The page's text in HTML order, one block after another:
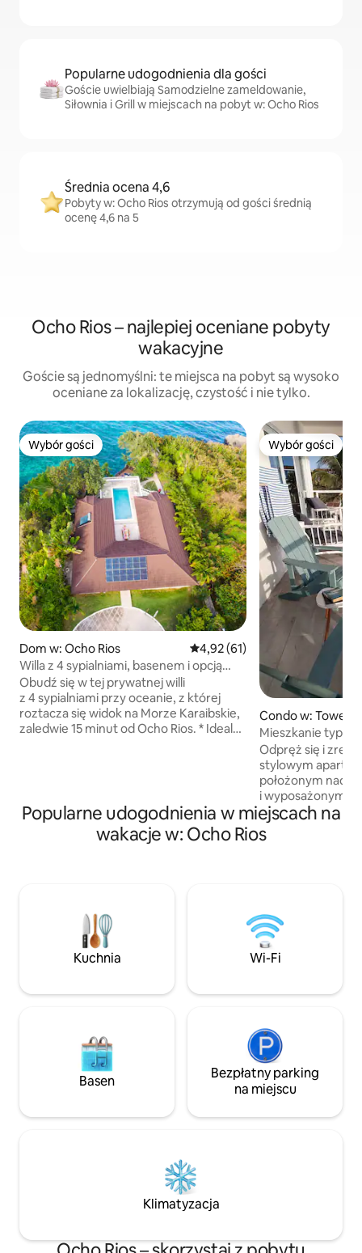
Popularne udogodnienia dla gości
Goście uwielbiają Samodzielne zameldowanie,
Siłownia i Grill w miejscach na pobyt w: Ocho Rios
Średnia ocena 4,6
Pobyty w: Ocho Rios otrzymują od gości średnią
ocenę 4,6 na 5
Ocho Rios – najlepiej oceniane pobyty
wakacyjne
Goście są jednomyślni: te miejsca na pobyt są wysoko
oceniane za lokalizację, czystość i nie tylko.
Wybór gości
Wybór gości
Dom w: Ocho Rios Średnia ocena: 4,92 na 5,
4,92 (61)
Willa z 4 sypialniami, basenem i opcją
szefa kuchni przy oceanie w pobliżu
Ocho Rios
Obudź się w tej prywatnej willi
z 4 sypialniami przy oceanie, z której
roztacza się widok na Morze Karaibskie,
zaledwie 15 minut od Ocho Rios. * Idealny
posiłek i zrelaksować się. * Ciesz się
idealnym połączeniem ustronności
i wygody – miejsce jest spokojne i ukryte,
i zaopatrzenie w artykuły spożywcze,
abyś po przyjeździe mógł/mogła od razu
się zrelaksować.
Wybór gości
Wybór gości
Condo w: Tower
Mieszkanie typu
basenem nad
Odpręż się i
stylowym
położonym nad
i wyposażonym
Znajduje się on 5
Ocho Rios, w
restauracji nad
obniżoną stawkę
2 gości. Za
(maksymalnie do
dodatkowa opłata. Dostęp do
w wysokości 50
Popularne udogodnienia w miejscach na
wakacje w: Ocho Rios
Kuchnia Wi-Fi
Basen
Bezpłatny parking
na miejscu
Klimatyzacja